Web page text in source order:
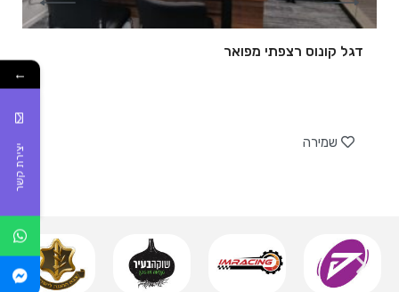
דגל קונוס רצפתי מפואר
שמירה
←
יצירת קשר